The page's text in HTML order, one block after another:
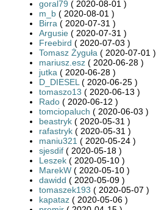
goral79 ( 2020-08-01 )
m_b ( 2020-08-01 )
Birra ( 2020-07-31 )
Argusie ( 2020-07-31 )
Freebird ( 2020-07-03 )
Tomasz Żyguła ( 2020-07-01 )
mariusz.esz ( 2020-06-28 )
jutka ( 2020-06-28 )
D_DIESEL ( 2020-06-25 )
tomaszo13 ( 2020-06-13 )
Rado ( 2020-06-12 )
tomciopaluch ( 2020-06-03 )
beastryk ( 2020-05-31 )
rafastryk ( 2020-05-31 )
maniu321 ( 2020-05-24 )
sjesdif ( 2020-05-18 )
Leszek ( 2020-05-10 )
MarekW ( 2020-05-10 )
dawidd ( 2020-05-09 )
tomaszek193 ( 2020-05-07 )
kapataz ( 2020-05-06 )